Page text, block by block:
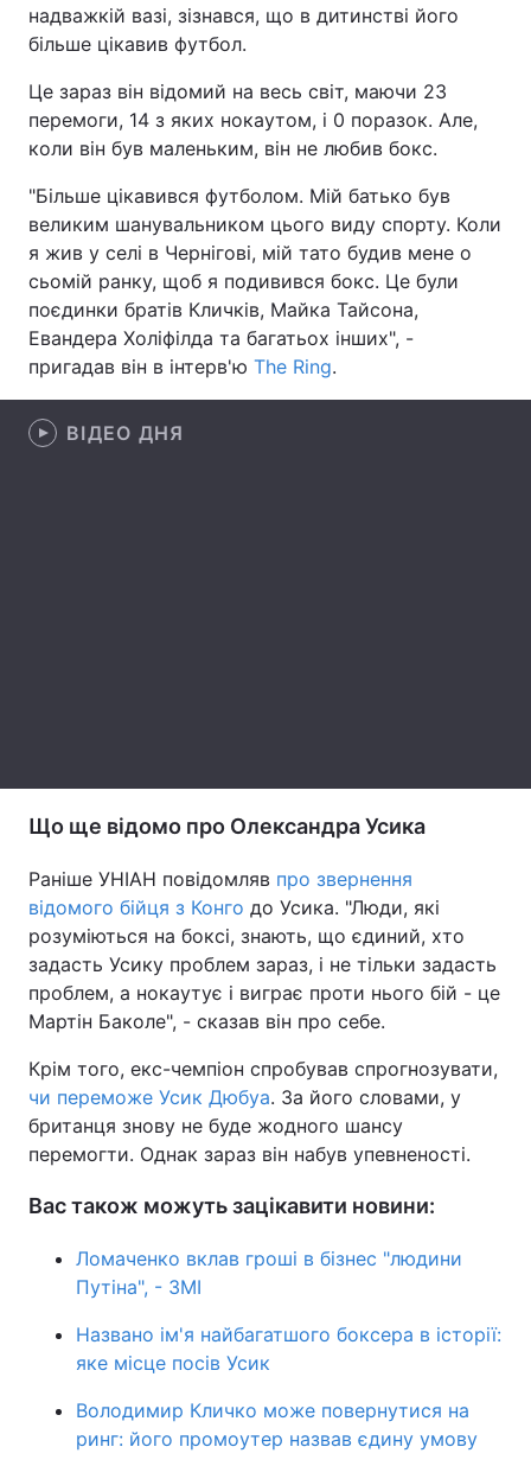
Україна Політика
Спорт Наука
Зброя Інциденти
Здоров'я Туризм
Цікавинки Погода
Лонгріди
Тема оформлення
надважкій вазі, зізнався, що в дитинстві його
більше цікавив футбол.
Це зараз він відомий на весь світ, маючи 23
перемоги, 14 з яких нокаутом, і 0 поразок. Але,
коли він був маленьким, він не любив бокс.
"Більше цікавився футболом. Мій батько був
великим шанувальником цього виду спорту. Коли
я жив у селі в Чернігові, мій тато будив мене о
сьомій ранку, щоб я подивився бокс. Це були
поєдинки братів Кличків, Майка Тайсона,
Евандера Холіфілда та багатьох інших", -
пригадав він в інтерв'ю The Ring.
ВІДЕО ДНЯ
Що ще відомо про Олександра Усика
Раніше УНІАН повідомляв про звернення
відомого бійця з Конго до Усика. "Люди, які
розуміються на боксі, знають, що єдиний, хто
задасть Усику проблем зараз, і не тільки задасть
проблем, а нокаутує і виграє проти нього бій - це
Мартін Баколе", - сказав він про себе.
Крім того, екс-чемпіон спробував спрогнозувати,
чи переможе Усик Дюбуа. За його словами, у
британця знову не буде жодного шансу
перемогти. Однак зараз він набув упевненості.
Вас також можуть зацікавити новини:
Ломаченко вклав гроші в бізнес "людини
Путіна", - ЗМІ
Названо ім'я найбагатшого боксера в історії:
яке місце посів Усик
Володимир Кличко може повернутися на
ринг: його промоутер назвав єдину умову